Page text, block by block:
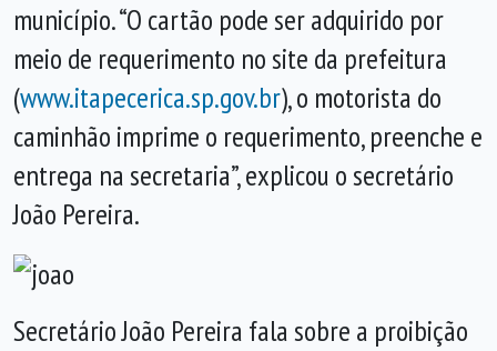
município. “O cartão pode ser adquirido por
meio de requerimento no site da prefeitura
(www.itapecerica.sp.gov.br), o motorista do
caminhão imprime o requerimento, preenche e
entrega na secretaria”, explicou o secretário
João Pereira.
Secretário João Pereira fala sobre a proibição